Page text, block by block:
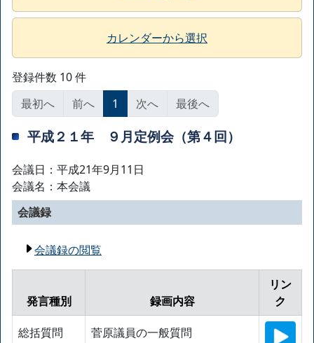
カレンダーから選択
登録件数 10 件
最初へ
前へ 1 次へ 最後へ
平成２１年 ９月定例会（第４回）
会議日：平成21年9月11日
会議名：本会議
会議録
会議録の閲覧
発言種別 録画内容
リン
ク
総括質問 菅原議員の一般質問